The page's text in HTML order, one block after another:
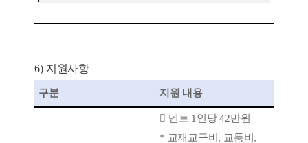
6) 지원사항
구분 지원 내용
 멘토 1 인당42만원
* 교재 교구비 , 교통비 ,